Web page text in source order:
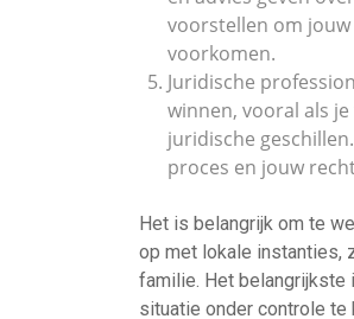
voorstellen om
voorkomen.
Juridische
winnen, vooral als
juridische
proces en jouw
Het is belangrijk om te
op met lokale instanties,
familie. Het belangrijkste
situatie onder controle te